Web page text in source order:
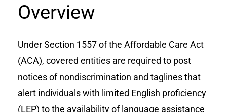
Overview
Under Section 1557 of the Affordable Care Act
(ACA), covered entities are required to post
notices of nondiscrimination and taglines that
alert individuals with limited English proficiency
(LEP) to the availability of language assistance